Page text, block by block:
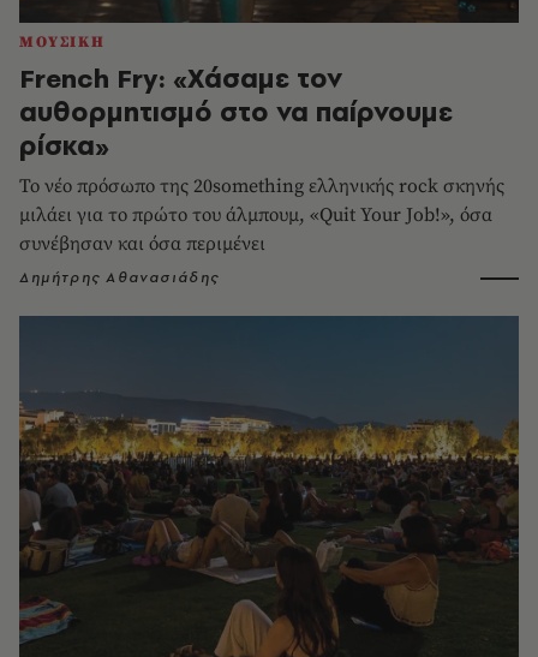
ΜΟΥΣΙΚΗ
French Fry: «Χάσαμε τον
αυθορμητισμό στο να παίρνουμε
ρίσκα»
Το νέο πρόσωπο της 20something ελληνικής rock σκηνής
μιλάει για το πρώτο του άλμπουμ, «Quit Your Job!», όσα
συνέβησαν και όσα περιμένει
Δημήτρης Αθανασιάδης